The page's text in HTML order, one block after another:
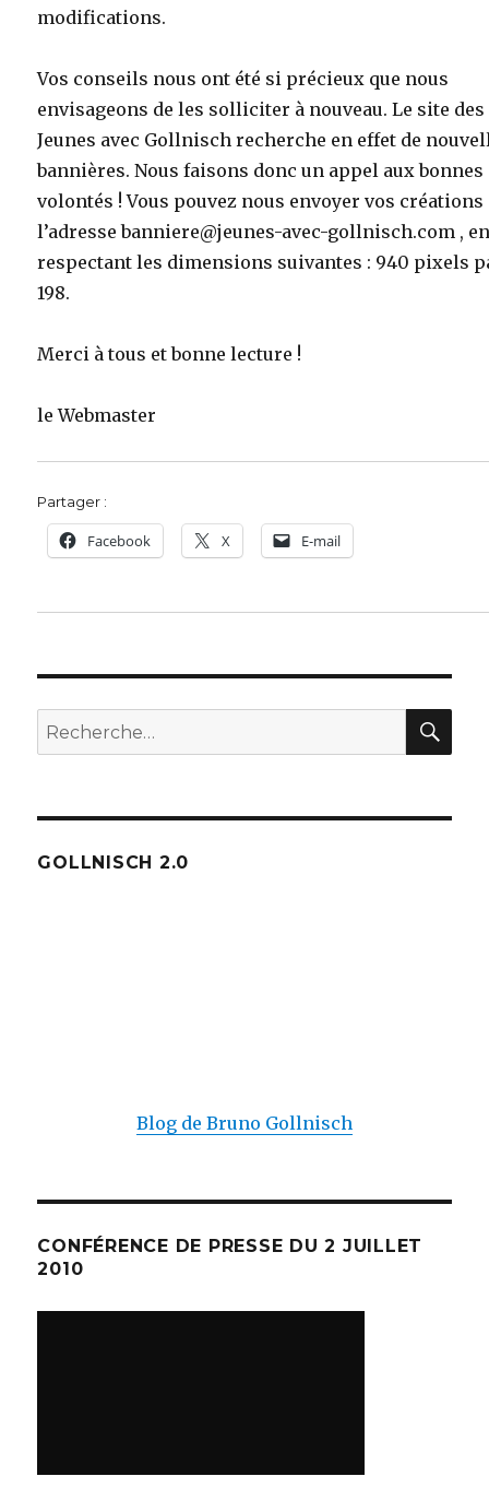
modifications.
Vos conseils nous ont été si précieux que nous
envisageons de les solliciter à nouveau. Le site des
Jeunes avec Gollnisch recherche en effet de
bannières. Nous faisons donc un appel aux bonnes
volontés ! Vous pouvez nous envoyer vos créations
l’adresse banniere@jeunes-avec-gollnisch.com ,
respectant les dimensions suivantes : 940 pixels
198.
Merci à tous et bonne lecture !
le Webmaster
Partager :
Facebook X E-mail
Recherche
pour :
GOLLNISCH 2.0
Blog de Bruno Gollnisch
CONFÉRENCE DE PRESSE DU 2 JUILLET
2010